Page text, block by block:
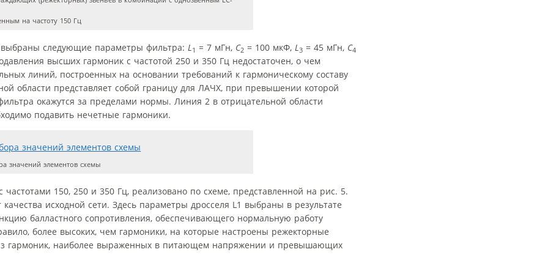
на частоту 150 Гц
выбраны следующие параметры фильтра: L1 = 7 мГн, C2 = 100 мкФ, L3 = 45 мГн, С4
высших гармоник с частотой 250 и 350 Гц недостаточен, о чем
линий, построенных на основании требований к гармоническому составу
области представляет собой границу для ЛАЧХ, при превышении которой
окажутся за пределами нормы. Линия 2 в отрицательной области
подавить нечетные гармоники.
значений элементов схемы
150, 250 и 350 Гц, реализовано по схеме, представленной на рис. 5.
исходной сети. Здесь параметры дросселя L1 выбраны в результате
балластного сопротивления, обеспечивающего нормальную работу
более высоких, чем гармоники, на которые настроены режекторные
гармоник, наиболее выраженных в питающем напряжении и превышающих